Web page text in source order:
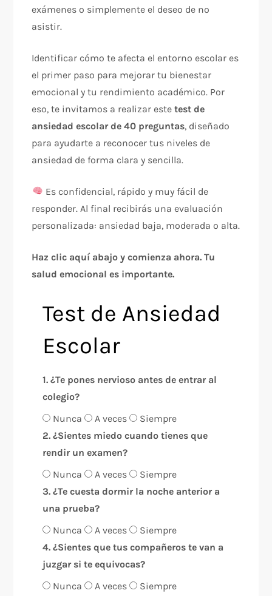
exámenes o simplemente el deseo de no
asistir.
Identificar cómo te afecta el entorno escolar es
el primer paso para mejorar tu bienestar
emocional y tu rendimiento académico. Por
eso, te invitamos a realizar estetest de
ansiedad escolar de 40 preguntas, diseñado
para ayudarte a reconocer tus niveles de
ansiedad de forma clara y sencilla.
Es confidencial, rápido y muy fácil de
responder. Al final recibirás una evaluación
personalizada: ansiedad baja, moderada o alta.
Haz clic aquí abajo y comienza ahora. Tu
salud emocional es importante.
Test de Ansiedad
Escolar
1. ¿Te pones nervioso antes de entrar al
colegio?
Nunca
A veces
Siempre
2. ¿Sientes miedo cuando tienes que
rendir un examen?
Nunca
A veces
Siempre
3. ¿Te cuesta dormir la noche anterior a
una prueba?
Nunca
A veces
Siempre
4. ¿Sientes que tus compañeros te van a
juzgar si te equivocas?
Nunca
A veces
Siempre